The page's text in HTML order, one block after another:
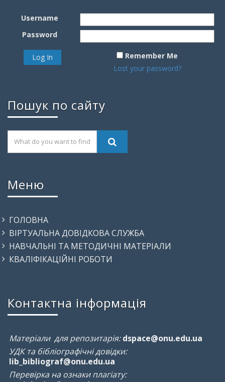
Username
Password
Remember Me
Lost your password?
Пошук по сайту
Меню
ГОЛОВНА
ВІРТУАЛЬНА ДОВІДКОВА СЛУЖБА
НАВЧАЛЬНІ ТА МЕТОДИЧНІ МАТЕРІАЛИ
КВАЛІФІКАЦІЙНІ РОБОТИ
Контактна інформація
Матеріали для репозитарія: dspace@onu.edu.ua
УДК та бібліографічні довідки:
lib_bibliograf@onu.edu.ua
Перевірка на ознаки плагіату: